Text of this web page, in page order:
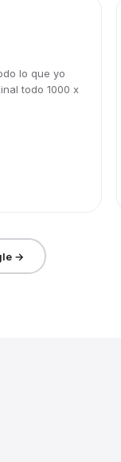
lo que yo
todo 1000 x
→